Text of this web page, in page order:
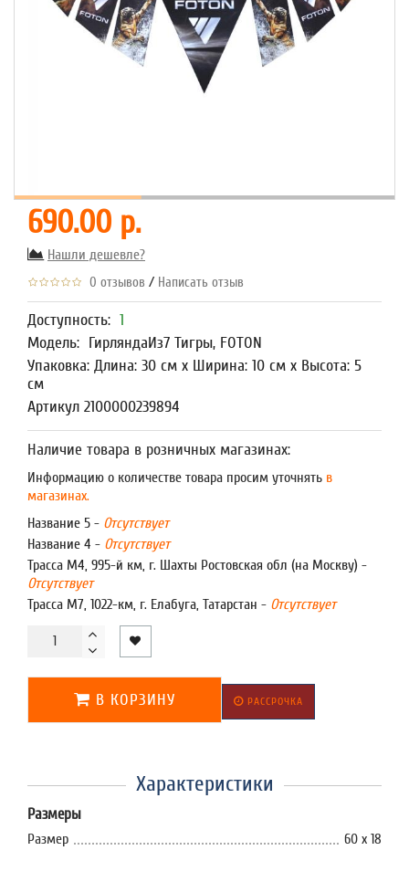
690.00 р.
Нашли дешевле?
0 отзывов / Написать отзыв
Доступность: 1
Модель: ГирляндаИз7 Тигры, FOTON
Упаковка: Длина: 30 см x Ширина: 10 см x Высота: 5
см
Артикул 2100000239894
Наличие товара в розничных магазинах:
Информацию о количестве товара просим уточнять в
магазинах.
Название 5 - Отсутствует
Название 4 - Отсутствует
Трасса М4, 995-й км, г. Шахты Ростовская обл (на Москву) -
Отсутствует
Трасса М7, 1022-км, г. Елабуга, Татарстан - Отсутствует
В КОРЗИНУ РАССРОЧКА
Характеристики
Размеры
Размер 60 х 18